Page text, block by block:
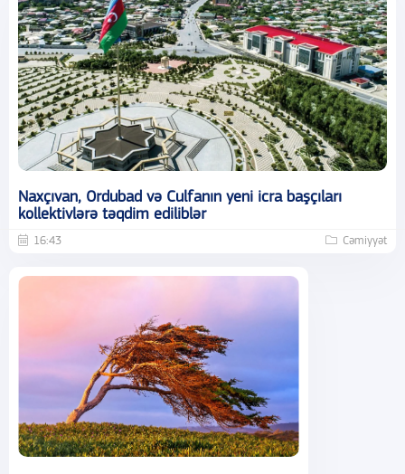
Naxçıvan, Ordubad və Culfanın yeni icra başçıları
kollektivlərə təqdim ediliblər
16:43 Cəmiyyət